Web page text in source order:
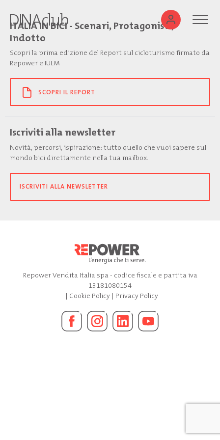
ITALIA IN BICI - Scenari, Protagonisti,
Indotto
Scopri la prima edizione del Report sul cicloturismo firmato da
Repower e IULM
SCOPRI IL REPORT
Iscriviti alla newsletter
Novità, percorsi, ispirazione: tutto quello che vuoi sapere sul
mondo bici direttamente nella tua mailbox.
ISCRIVITI ALLA NEWSLETTER
Repower Vendita Italia spa - codice fiscale e partita iva
13181080154
| Cookie Policy| Privacy Policy